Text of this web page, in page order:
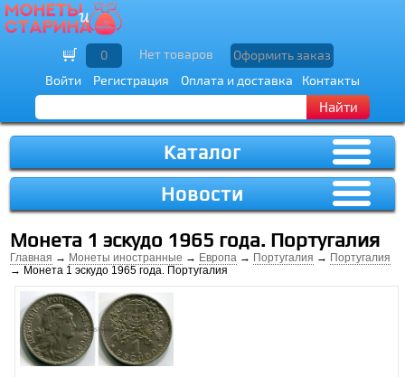
Войти Регистрация Оплата и доставка Контакты
Найти
0 Нет товаров Оформить заказ
Каталог
Новости
Монета 1 эскудо 1965 года. Португалия
Главная → Монеты иностранные → Европа → Португалия → Португалия
→ Монета 1 эскудо 1965 года. Португалия